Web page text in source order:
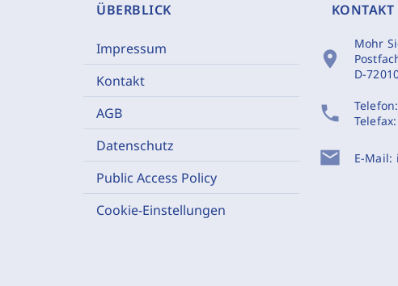
ÜBERBLICK
Impressum
Kontakt
AGB
Datenschutz
Public Access Policy
Cookie-Einstellungen
KONTAKT
location_on
Mohr
D-
phone Telefon:
Telefax:
mail E-Mail: